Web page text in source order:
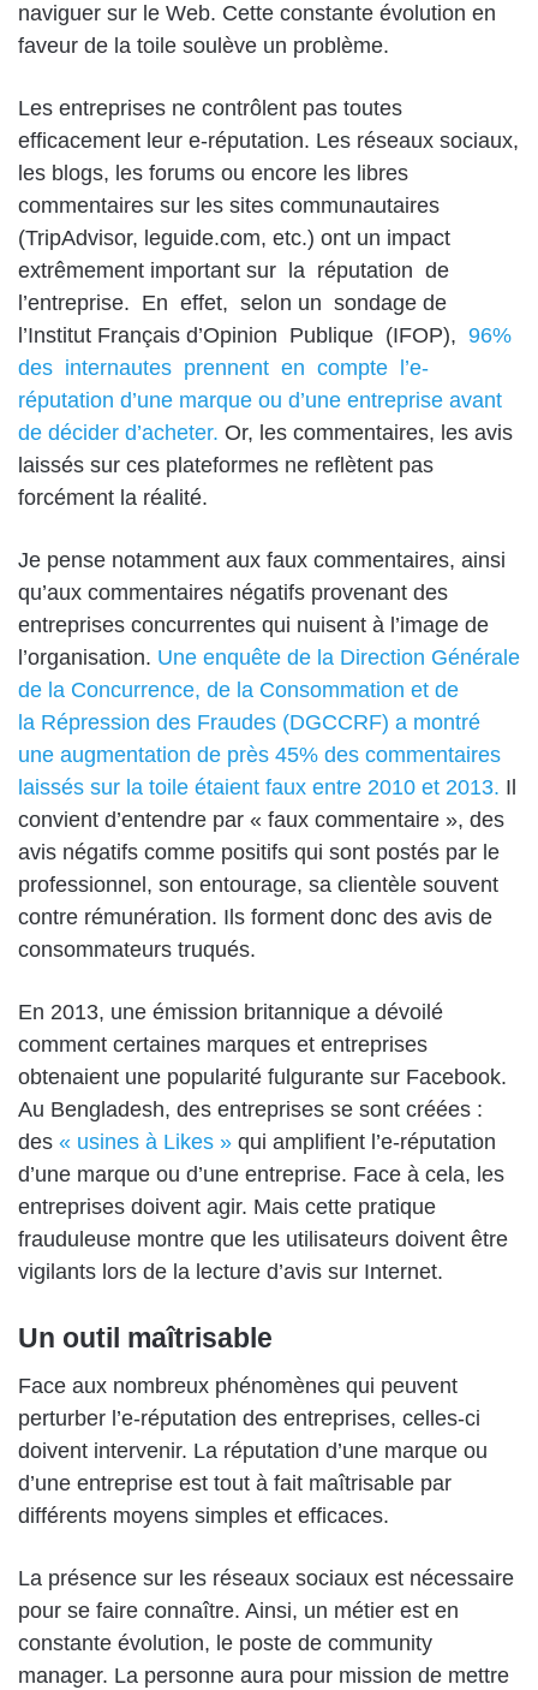
naviguer sur le Web. Cette constante évolution en
faveur de la toile soulève un problème.
Les entreprises ne contrôlent pas toutes
efficacement leur e-réputation. Les réseaux sociaux,
les blogs, les forums ou encore les libres
commentaires sur les sites communautaires
(TripAdvisor, leguide.com, etc.) ont un impact
extrêmement important sur la réputation de
l’entreprise. En effet, selon un sondage de
l’Institut Français d’Opinion Publique (IFOP), 96%
des internautes prennent en compte l’e-
réputation d’une marque ou d’une entreprise avant
de décider d’acheter. Or, les commentaires, les avis
laissés sur ces plateformes ne reflètent pas
forcément la réalité.
Je pense notamment aux faux commentaires, ainsi
qu’aux commentaires négatifs provenant des
entreprises concurrentes qui nuisent à l’image de
l’organisation. Une enquête de la Direction Générale
de la Concurrence, de la Consommation et de
la Répression des Fraudes (DGCCRF) a montré
une augmentation de près 45% des commentaires
laissés sur la toile étaient faux entre 2010 et 2013. Il
convient d’entendre par « faux commentaire », des
avis négatifs comme positifs qui sont postés par le
professionnel, son entourage, sa clientèle souvent
contre rémunération. Ils forment donc des avis de
consommateurs truqués.
En 2013, une émission britannique a dévoilé
comment certaines marques et entreprises
obtenaient une popularité fulgurante sur Facebook.
Au Bengladesh, des entreprises se sont créées :
des « usines à Likes » qui amplifient l’e-réputation
d’une marque ou d’une entreprise. Face à cela, les
entreprises doivent agir. Mais cette pratique
frauduleuse montre que les utilisateurs doivent être
vigilants lors de la lecture d’avis sur Internet.
Un outil maîtrisable
Face aux nombreux phénomènes qui peuvent
perturber l’e-réputation des entreprises, celles-ci
doivent intervenir. La réputation d’une marque ou
d’une entreprise est tout à fait maîtrisable par
différents moyens simples et efficaces.
La présence sur les réseaux sociaux est nécessaire
pour se faire connaître. Ainsi, un métier est en
constante évolution, le poste de community
manager. La personne aura pour mission de mettre